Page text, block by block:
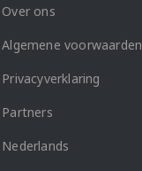
Over ons
Algemene voorwaarden
Privacyverklaring
Partners
Nederlands